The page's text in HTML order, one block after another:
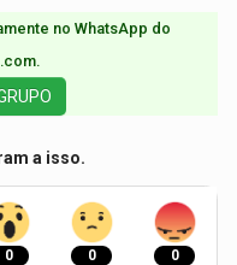
no WhatsApp do
a isso.
0 0 0